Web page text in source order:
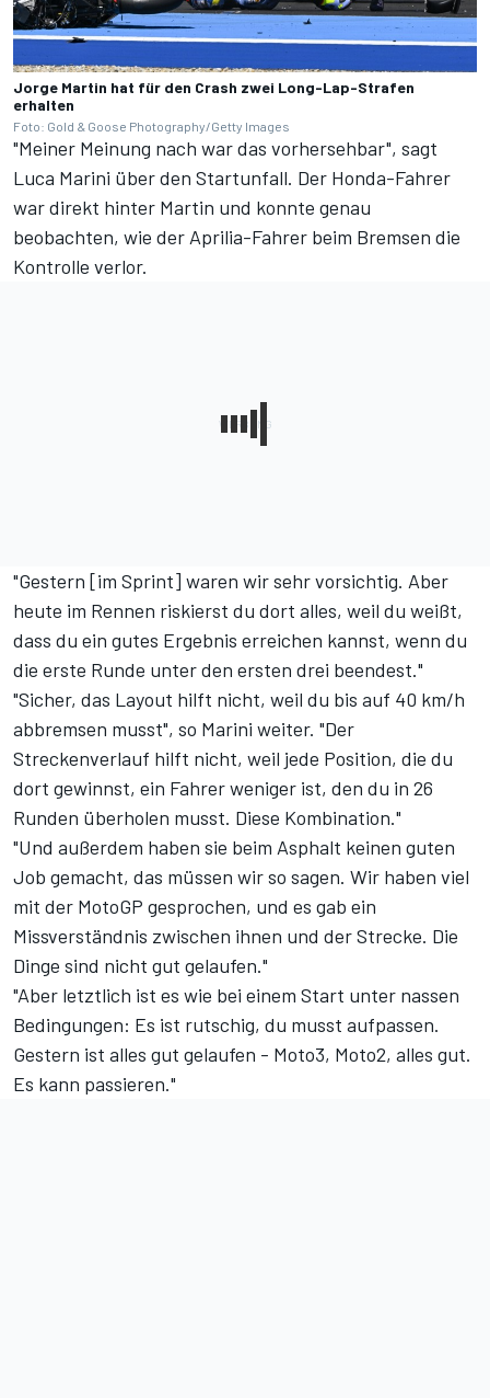
Jorge Martin hat für den Crash zwei Long-Lap-Strafen
erhalten
Foto: Gold & Goose Photography/Getty Images
"Meiner Meinung nach war das vorhersehbar", sagt
Luca Marini über den Startunfall. Der Honda-Fahrer
war direkt hinter Martin und konnte genau
beobachten, wie der Aprilia-Fahrer beim Bremsen die
Kontrolle verlor.
"Gestern [im Sprint] waren wir sehr vorsichtig. Aber
heute im Rennen riskierst du dort alles, weil du weißt,
dass du ein gutes Ergebnis erreichen kannst, wenn du
die erste Runde unter den ersten drei beendest."
"Sicher, das Layout hilft nicht, weil du bis auf 40 km/h
abbremsen musst", so Marini weiter. "Der
Streckenverlauf hilft nicht, weil jede Position, die du
dort gewinnst, ein Fahrer weniger ist, den du in 26
Runden überholen musst. Diese Kombination."
"Und außerdem haben sie beim Asphalt keinen guten
Job gemacht, das müssen wir so sagen. Wir haben viel
mit der MotoGP gesprochen, und es gab ein
Missverständnis zwischen ihnen und der Strecke. Die
Dinge sind nicht gut gelaufen."
"Aber letztlich ist es wie bei einem Start unter nassen
Bedingungen: Es ist rutschig, du musst aufpassen.
Gestern ist alles gut gelaufen - Moto3, Moto2, alles gut.
Es kann passieren."